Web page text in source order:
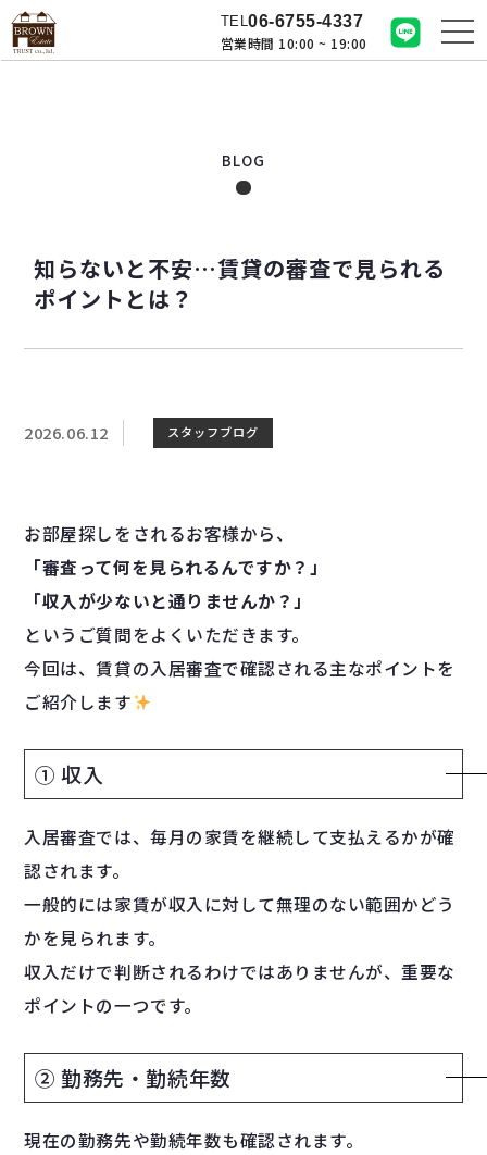
TEL06-6755-4337
営業時間 10:00 ~ 19:00
知らないと不安…賃貸の審査で見られる
ポイントとは？
BLOG
2026.06.12 スタッフブログ
お部屋探しをされるお客様から、
「審査って何を見られるんですか？」
「収入が少ないと通りませんか？」
というご質問をよくいただきます。
今回は、賃貸の入居審査で確認される主なポイントを
ご紹介します
① 収入
入居審査では、毎月の家賃を継続して支払えるかが確
認されます。
一般的には家賃が収入に対して無理のない範囲かどう
かを見られます。
収入だけで判断されるわけではありませんが、重要な
ポイントの一つです。
② 勤務先・勤続年数
現在の勤務先や勤続年数も確認されます。